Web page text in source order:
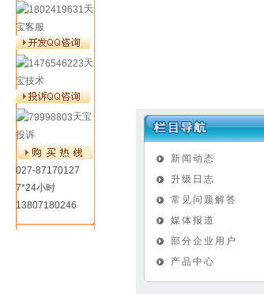
新闻动态
升级日志
常见问题解答
媒体报道
部分企业用户
产品中心
天
宝客服
天
宝技术
天宝
投诉
027-87170127
7*24小时
13807180246